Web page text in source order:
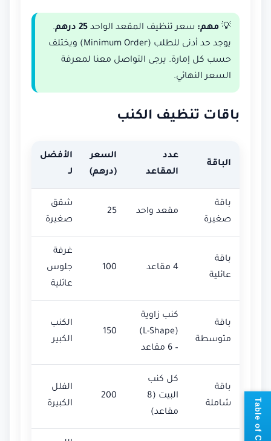
💡 مهم: سعر تنظيف المقعد الواحد 25 درهم
.
يوجد حد أدنى للطلب (Minimum Order) ويختلف
حسب كل إمارة. يرجى التواصل معنا لمعرفة
السعر النهائي.
باقات تنظيف الكنب
الباقة
عدد
المقاعد
السعر
(درهم)
الأفضل
لـ
باقة
صغيرة
مقعد واحد 25
شقق
صغيرة
باقة
عائلية
4 مقاعد 100
غرفة
جلوس
عائلية
باقة
متوسطة
كنب زاوية
(L-Shape)
– 6 مقاعد
150
الكنب
الكبير
باقة
شاملة
كل كنب
البيت (8
مقاعد)
200
الفلل
الكبيرة